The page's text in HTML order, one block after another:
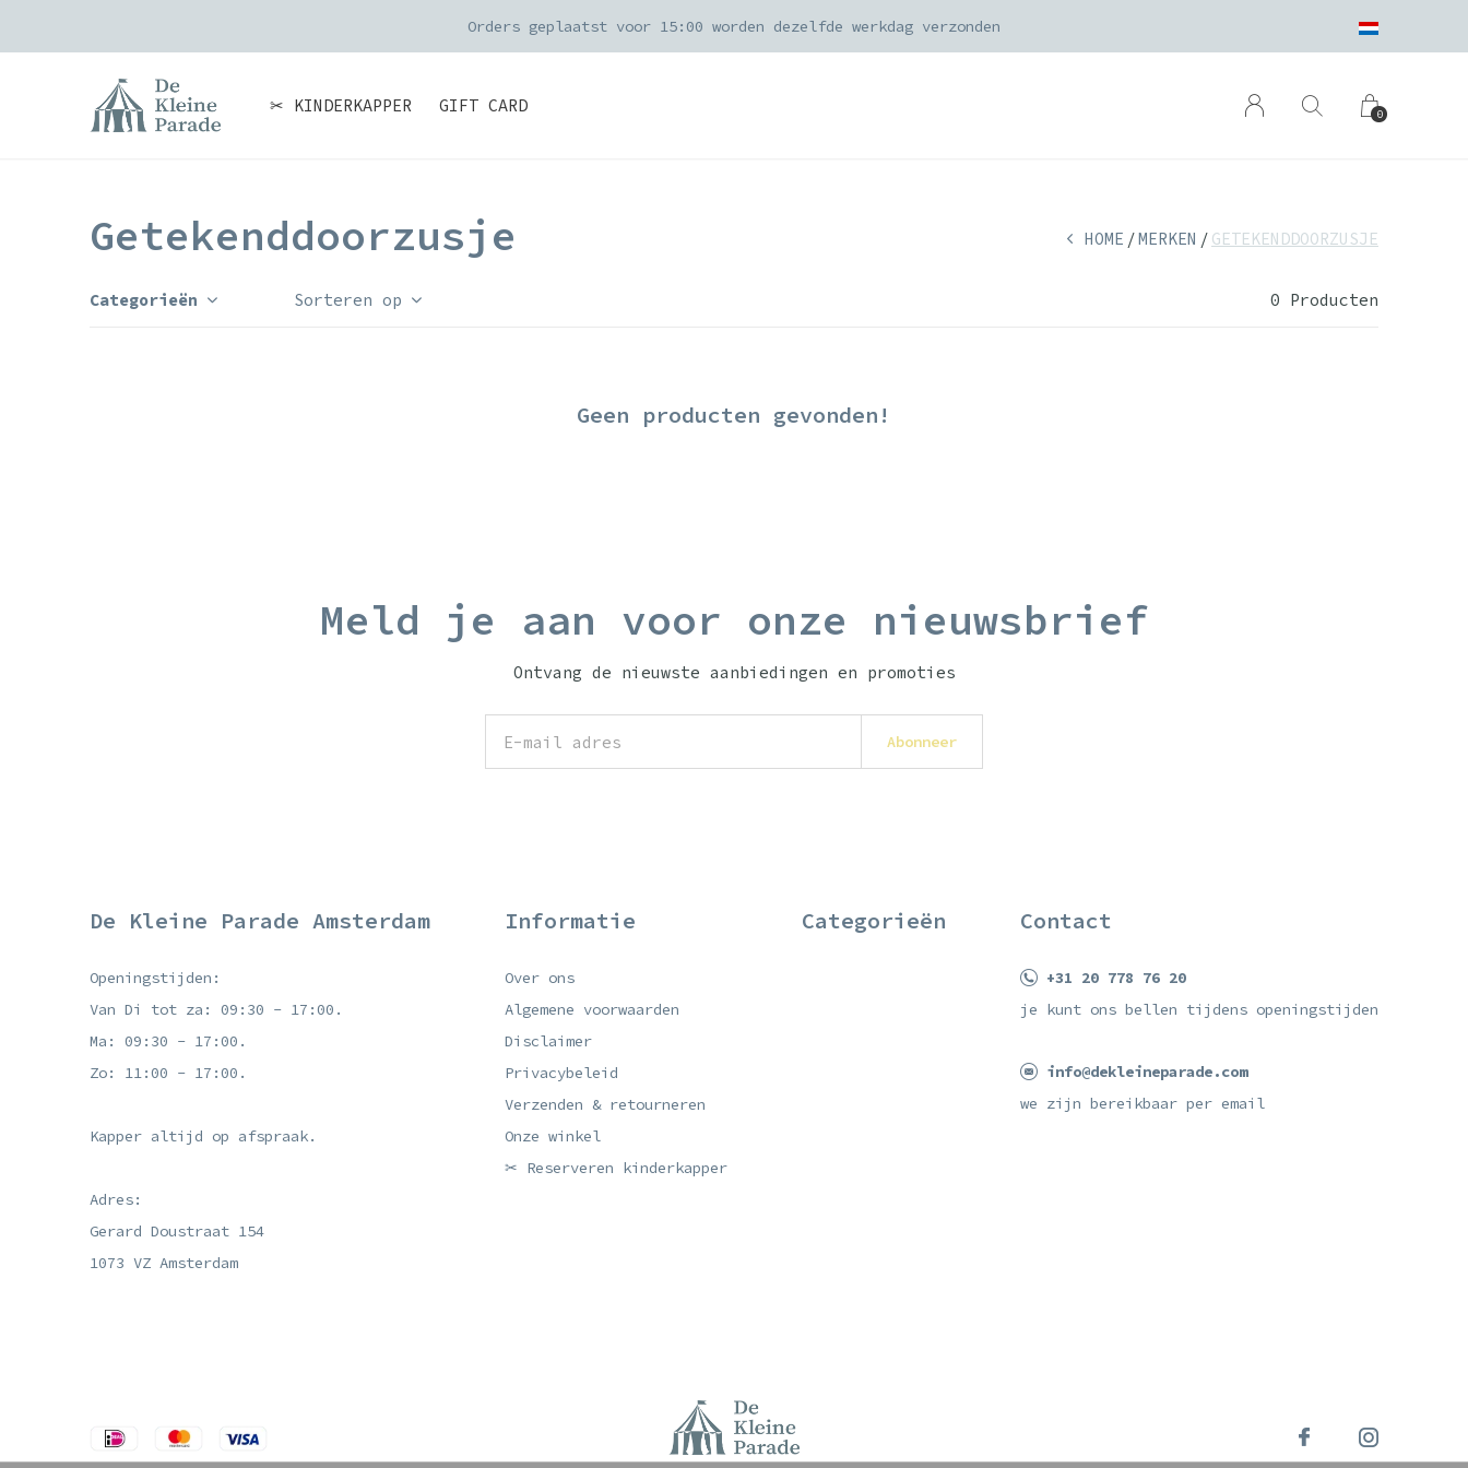
✂ KINDERKAPPER GIFT CARD 0
Orders geplaatst voor 15:00 worden dezelfde werkdag verzonden
Getekenddoorzusje HOME MERKEN GETEKENDDOORZUSJE
Categorieën Sorteren op 0 Producten
Geen producten gevonden!
Meld je aan voor onze nieuwsbrief
Ontvang de nieuwste aanbiedingen en promoties
Abonneer
De Kleine Parade Amsterdam
Openingstijden:
Van Di tot za: 09:30 - 17:00.
Ma: 09:30 - 17:00.
Zo: 11:00 - 17:00.
Kapper altijd op afspraak.
Adres:
Gerard Doustraat 154
1073 VZ Amsterdam
Informatie
Over ons
Algemene voorwaarden
Disclaimer
Privacybeleid
Verzenden & retourneren
Onze winkel
✂ Reserveren kinderkapper
Categorieën Contact
+31 20 778 76 20
je kunt ons bellen tijdens openingstijden
info@dekleineparade.com
we zijn bereikbaar per email